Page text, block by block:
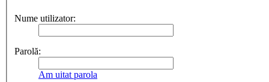
Nume utilizator:
Parolă:
Am uitat parola